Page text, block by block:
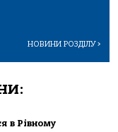
НОВИНИ РОЗДІЛУ>
в Рівному